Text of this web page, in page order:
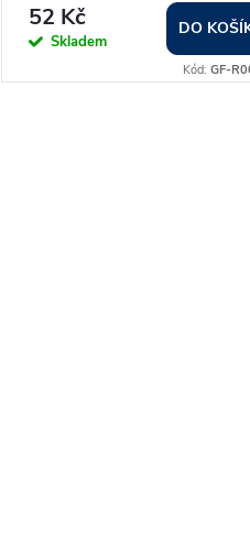
52 Kč
Skladem
DO
Kód:GF-